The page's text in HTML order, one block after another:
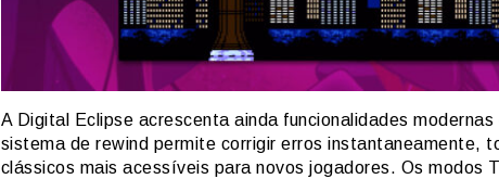
A Digital Eclipse acrescenta ainda funcionalidades modernas
sistema de rewind permite corrigir erros instantaneamente,
clássicos mais acessíveis para novos jogadores. Os modos